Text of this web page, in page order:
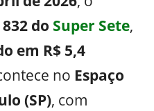
do Super Sete,
em R$ 5,4
no Espaço
(SP), com